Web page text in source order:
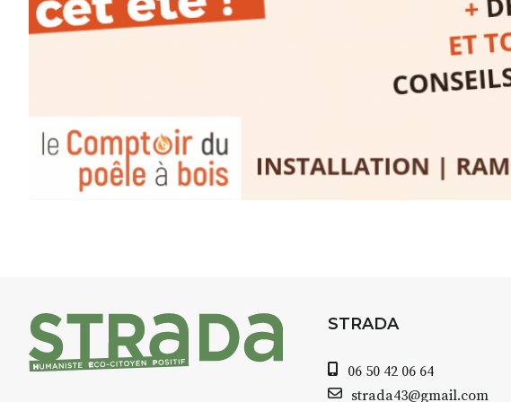
minutes du Puy-en-Velay
aquarelle, encre, ou contenu hybride.
Le programme :
8h : rendez-vous au point de départ
Et si le temps se gâte : un atelier abrité
permettra de continuer à créer.
À partir de 90€/jour(soit 270€ les 3 jours
STRADA
06 50 42 06 64
strada43@gmail.com